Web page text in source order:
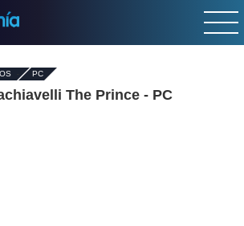
- PC
The Prince - PC